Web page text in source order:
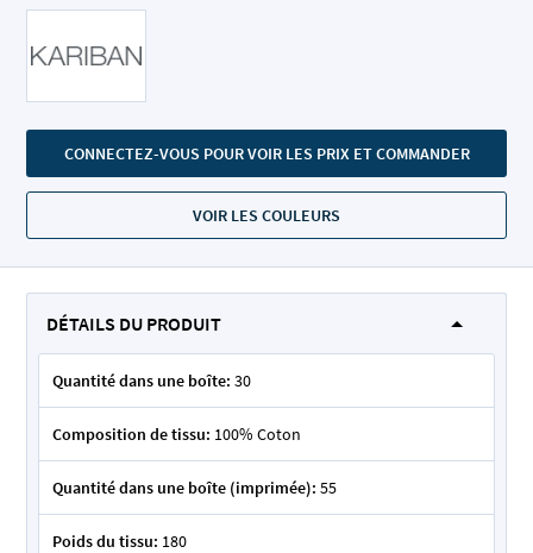
CONNECTEZ-VOUS POUR VOIR LES PRIX ET COMMANDER
VOIR LES COULEURS
images
DÉTAILS DU PRODUIT
Quantité dans une boîte: 30
Composition de tissu: 100% Coton
Quantité dans une boîte (imprimée): 55
Poids du tissu: 180